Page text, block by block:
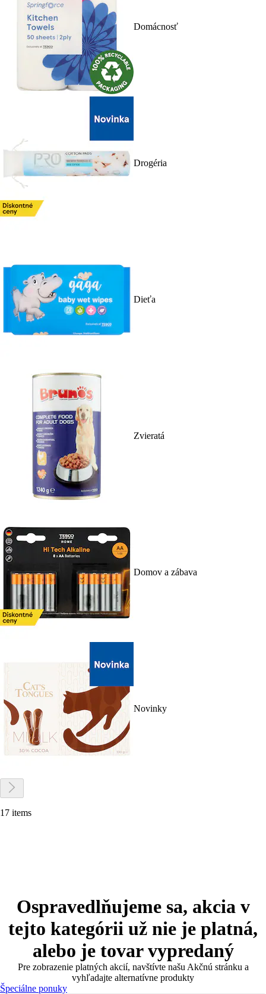
Domácnosť
Drogéria
Dieťa
Zvieratá
Domov a zábava
Novinky
17 items
Ospravedlňujeme sa, akcia v
tejto kategórii už nie je platná,
alebo je tovar vypredaný
Pre zobrazenie platných akcií, navštívte našu Akčnú stránku a
vyhľadajte alternatívne produkty
Špeciálne ponuky